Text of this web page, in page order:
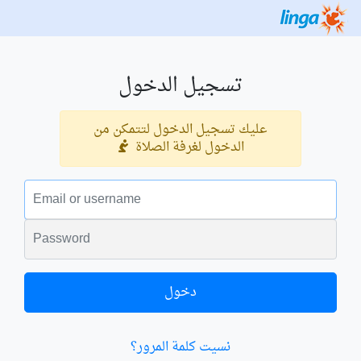
تسجيل الدخول
عليك تسجيل الدخول لتتمكن من
الدخول لغرفة الصلاة
البريد الالكتروني
الكلمة السرية
دخول
نسيت كلمة المرور؟